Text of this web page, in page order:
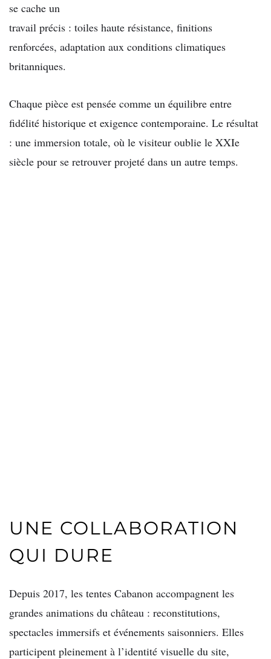
se cache un
travail précis : toiles haute résistance, finitions
renforcées, adaptation aux conditions climatiques
britanniques.
Chaque pièce est pensée comme un équilibre entre
fidélité historique et exigence contemporaine. Le résultat
: une immersion totale, où le visiteur oublie le XXIe
siècle pour se retrouver projeté dans un autre temps.
UNE COLLABORATION
QUI DURE
Depuis 2017, les tentes Cabanon accompagnent les
grandes animations du château : reconstitutions,
spectacles immersifs et événements saisonniers. Elles
participent pleinement à l’identité visuelle du site,